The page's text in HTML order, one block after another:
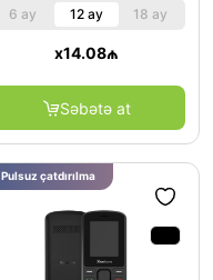
6 ay 12 ay 18 ay
x14.08₼
Səbətə at
Pulsuz çatdırılma